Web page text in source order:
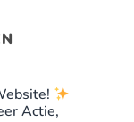
Actie,